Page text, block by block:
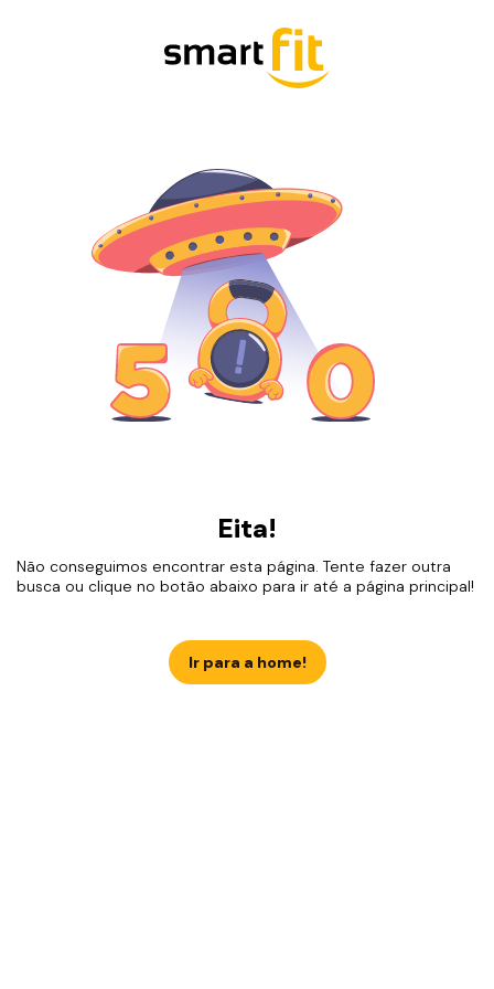
Eita!
Não conseguimos encontrar esta página. Tente fazer outra
busca ou clique no botão abaixo para ir até a página principal!
Ir para a home!